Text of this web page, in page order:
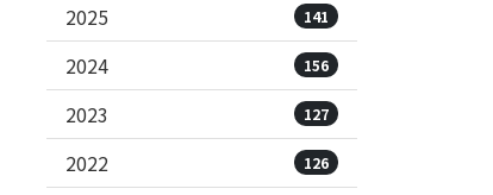
2025 141
2024 156
2023 127
2022 126